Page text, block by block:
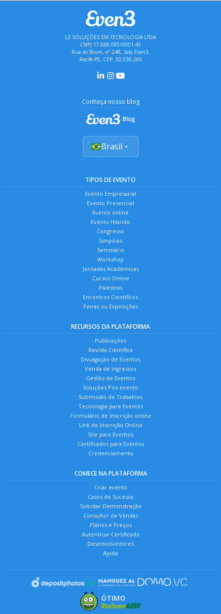
L3 SOLUÇÕES EM TECNOLOGIA LTDA
CNPJ 17.688.085/0001-45
Rua do Brum, nº 248, Sala Even3,
Recife-PE, CEP: 50.030-260
Conheça nosso blog
Brasil
TIPOS DE EVENTO
Evento Empresarial
Evento Presencial
Evento online
Evento Híbrido
Congresso
Simpósio
Seminário
Workshop
Jornadas Acadêmicas
Cursos Online
Palestras
Encontros Científicos
Feiras ou Exposições
RECURSOS DA PLATAFORMA
Publicações
Revista Científica
Divulgação de Eventos
Venda de Ingressos
Gestão de Eventos
Soluções Pós-evento
Submissão de Trabalhos
Tecnologia para Eventos
Formulário de Inscrição online
Link de Inscrição Online
Site para Eventos
Certificados para Eventos
Credenciamento
COMECE NA PLATAFORMA
Criar evento
Cases de Sucesso
Solicitar Demonstração
Consultor de Vendas
Planos e Preços
Autenticar Certificado
Desenvolvedores
Ajuda
ÓTIMO